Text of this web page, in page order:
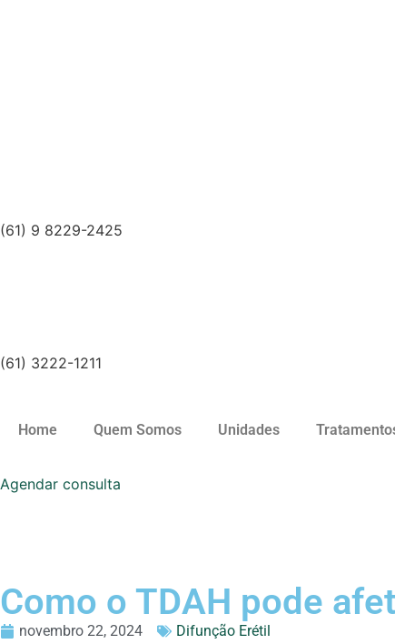
(61) 9 8229-2425
(61) 3222-1211
Home Quem Somos Unidades
Agendar consulta
Como o TDAH pode
novembro 22, 2024 Difunção Erétil